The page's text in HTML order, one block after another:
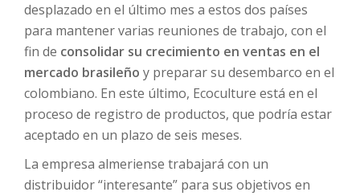
desplazado en el último mes a estos dos países
para mantener varias reuniones de trabajo, con el
fin de consolidar su crecimiento en ventas en el
mercado brasileño y preparar su desembarco en el
colombiano. En este último, Ecoculture está en el
proceso de registro de productos, que podría estar
aceptado en un plazo de seis meses.
La empresa almeriense trabajará con un
distribuidor “interesante” para sus objetivos en